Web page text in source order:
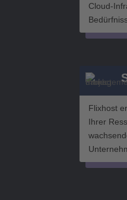
Cloud-
Flixhost
Ihrer